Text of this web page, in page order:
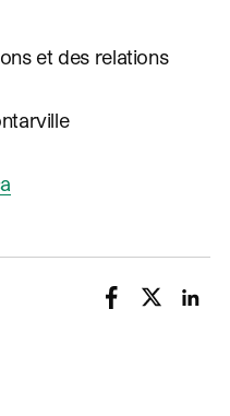
et des relations